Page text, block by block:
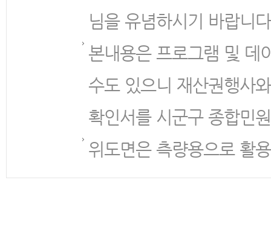
님을 유념하시기 바랍니
본내용은 프로그램 및 데
수도 있으니 재산권행사
확인서를 시군구 종합민
위도면은 측량용으로 활